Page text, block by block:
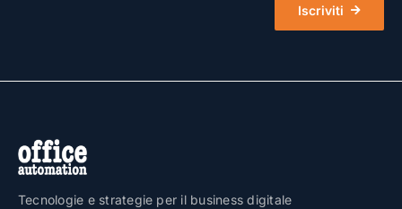
Iscriviti
Tecnologie e strategie per il business digitale